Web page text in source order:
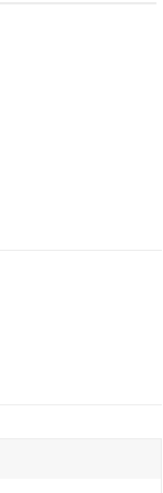
槽，就选沈阳爱意达
爱意达供应
线槽厂家推荐